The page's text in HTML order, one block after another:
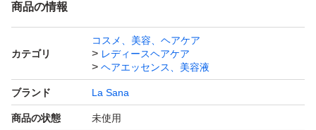
商品の情報
カテゴリ
コスメ、美容、ヘアケア
レディースヘアケア
ヘアエッセンス、美容液
ブランド La Sana
商品の状態 未使用